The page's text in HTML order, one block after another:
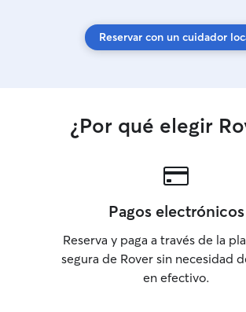
Reservar con un cuidador
¿Por qué elegir
Pagos electrónicos
Reserva y paga a través de la
segura de Rover sin necesidad
en efectivo.